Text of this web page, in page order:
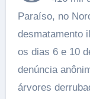
Paraíso, no
desmatamento
os dias 6 e 10
denúncia
árvores